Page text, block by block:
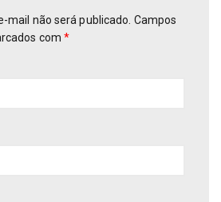
mail não será publicado. Campos
com*